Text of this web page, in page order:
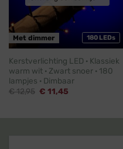
180 LEDs
Met dimmer
Kerstverlichting LED · Klassiek
warm wit · Zwart snoer · 180
lampjes · Dimbaar
€12,95 Oorspronkelijke
€ 11,45Huidige